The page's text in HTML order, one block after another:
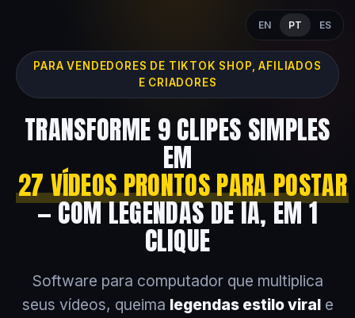
EN PT ES
PARA VENDEDORES DE TIKTOK SHOP, AFILIADOS
E CRIADORES
TRANSFORME 9 CLIPES SIMPLES
EM
27 VÍDEOS PRONTOS PARA POSTAR
— COM LEGENDAS DE IA, EM 1
CLIQUE
Software para computador que multiplica
seus vídeos, queima legendas estilo virale